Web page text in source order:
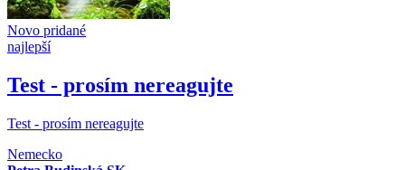
Novo pridané
najlepší
Test - prosím nereagujte
Test - prosím nereagujte
Nemecko